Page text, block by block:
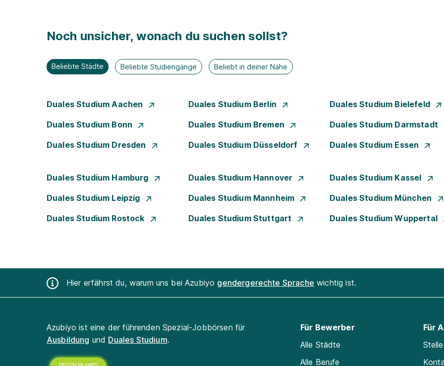
Noch unsicher, wonach du suchen sollst?
Beliebte Städte Beliebte Studiengänge Beliebt in deiner Nähe
Duales Studium Aachen Duales Studium Berlin Duales Studium Bielefeld
Duales Studium Bonn Duales Studium Bremen Duales Studium Darmstadt
Duales Studium Dresden Duales Studium Düsseldorf Duales Studium Essen
Duales Studium Hamburg Duales Studium Hannover Duales Studium Kassel
Duales Studium Leipzig Duales Studium Mannheim Duales Studium München
Duales Studium Rostock Duales Studium Stuttgart Duales Studium Wuppertal
Hier erfährst du, warum uns bei Azubiyo gendergerechte Sprache wichtig ist.
Azubiyo ist eine der führenden Spezial-Jobbörsen für
Ausbildung und Duales Studium.
Für Bewerber
Alle Städte
Alle Berufe
Für